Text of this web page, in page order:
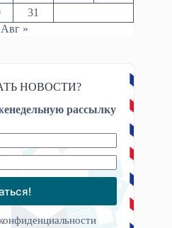
31
Авг »
НОВОСТИ?
рассылку